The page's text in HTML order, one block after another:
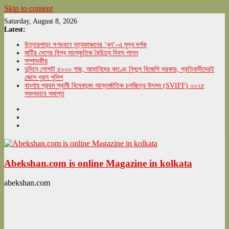
Skip to content
Saturday, August 8, 2026
Latest:
উত্তরপাড়া গণভবনে নৃত্যকাঞ্চনের ‘ধুন’-এ মুগ্ধ দর্শক
মাটির দেশের বিশ্ব সাংস্কৃতিক বৈচিত্র্য দিবস পালন
সম্পাদকীয়
দুদিনে লোপাট ৫০০০ গাছ, আদানিদের কাণ্ডে নিশ্চুপ বিজেপি সরকার, প্রতিবাদীদেরই
জেলে পুরল পুলিশ
বাংলায় প্রথম স্বামী বিবেকানন্দ আন্তর্জাতিক চলচ্চিত্র উৎসব (SVIFF) ২০২৫
সফলভাবে সমাপ্ত
Abekshan.com is online Magazine in kolkata
abekshan.com